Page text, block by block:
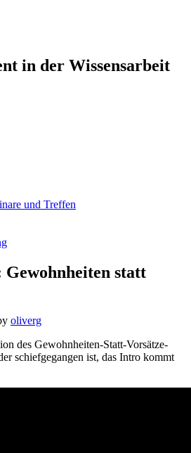
in der Wissensarbeit
und Treffen
statt
oliverg
des Gewohnheiten-Statt-Vorsätze-
schiefgegangen ist, das Intro kommt